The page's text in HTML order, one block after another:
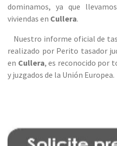
dominamos, ya que
viviendas en Cullera.
Nuestro informe oficial de
realizado por Perito tasador
en Cullera, es reconocido por
y juzgados de la Unión Europea.